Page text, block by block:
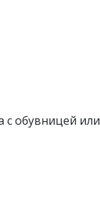
обувницей или